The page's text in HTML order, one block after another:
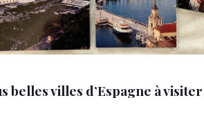
belles villes d’Espagne à